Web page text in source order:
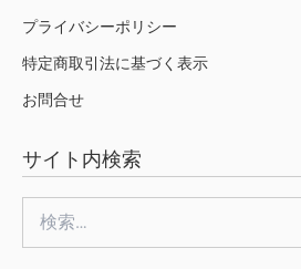
プライバシーポリシー
特定商取引法に基づく表示
お問合せ
サイト内検索
索: